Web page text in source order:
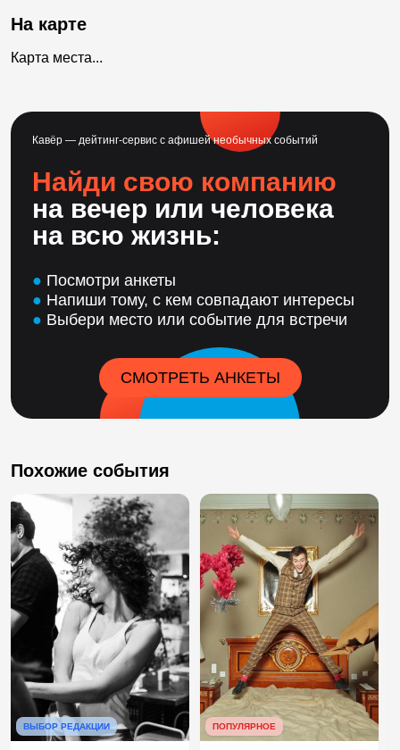
На карте
Карта места...
Кавёр — дейтинг-сервис с афишей необычных событий
Найди свою компанию
на вечер или человека
на всю жизнь:
● Посмотри анкеты
● Напиши тому, с кем совпадают интересы
● Выбери место или событие для встречи
СМОТРЕТЬ АНКЕТЫ
Похожие события
ВЫБОР РЕДАКЦИИ ПОПУЛЯРНОЕ